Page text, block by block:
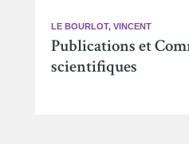
LE BOURLOT, VINCENT
Publications et
scientifiques